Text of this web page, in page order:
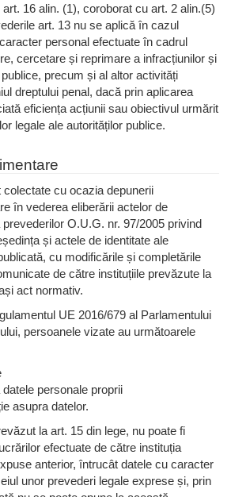
16 alin. (1), coroborat cu art. 2 alin.(5)
art. 13 nu se aplică în cazul
personal efectuate în cadrul
cercetare și reprimare a infracțiunilor și
precum și al altor activități
dreptului penal, dacă prin aplicarea
eficiența acțiunii sau obiectivul urmărit
legale ale autorităților publice.
cu ocazia depunerii
în vederea eliberării actelor de
O.U.G. nr. 97/2005 privind
și actele de identitate ale
cu modificările și completările
de către instituțiile prevăzute la
act normativ.
UE 2016/679 al Parlamentului
persoanele vizate au următoarele
personale proprii
asupra datelor.
la art. 15 din lege, nu poate fi
efectuate de către instituția
anterior, întrucât datele cu caracter
unor prevederi legale exprese și, prin